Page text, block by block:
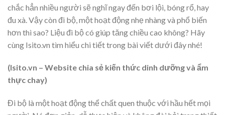
chắc hẳn nhiều người sẽ nghĩ ngay đến bơi lội, bóng rổ, hay
đu xà. Vậy còn đi bộ, một hoạt động nhẹ nhàng và phổ biến
hơn thì sao? Liệu đi bộ có giúp tăng chiều cao không? Hãy
cùng Isito.vn tìm hiểu chi tiết trong bài viết dưới đây nhé!
(Isito.vn – Website chia sẻ kiến thức dinh dưỡng và ẩm
thực chay)
Đi bộ là một hoạt động thể chất quen thuộc với hầu hết mọi